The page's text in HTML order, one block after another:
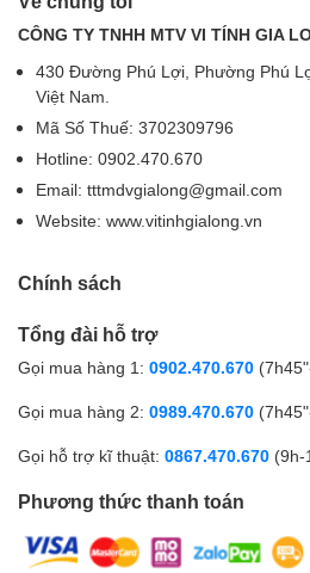
CÔNG TY TNHH MTV VI TÍNH GIA
430 Đường Phú Lợi, Phường Phú
Việt Nam.
Mã Số Thuế: 3702309796
Hotline: 0902.470.670
Email: tttmdvgialong@gmail.com
Website: www.vitinhgialong.vn
Chính sách
Tổng đài hỗ trợ
Gọi mua hàng 1: 0902.470.670
Gọi mua hàng 2: 0989.470.670
Gọi hỗ trợ kĩ thuật: 0867.470.670 (9h-
Phương thức thanh toán